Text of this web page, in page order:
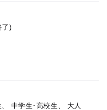
了)
中学生･高校生、 大人